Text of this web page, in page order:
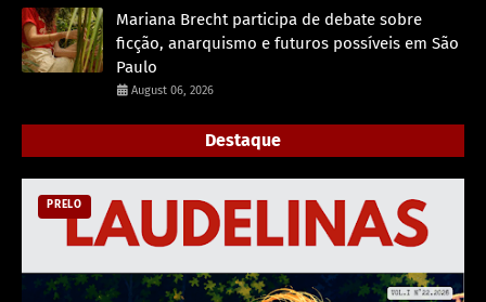
Mariana Brecht participa de debate sobre
ficção, anarquismo e futuros possíveis em São
Paulo
August 06, 2026
Destaque
PRELO